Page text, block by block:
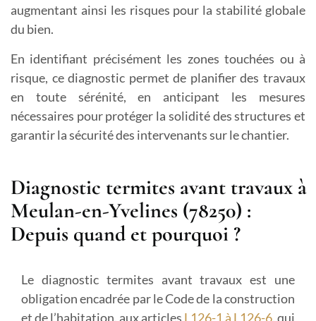
augmentant ainsi les risques pour la stabilité globale
du bien.
En identifiant précisément les zones touchées ou à
risque, ce diagnostic permet de planifier des travaux
en toute sérénité, en anticipant les mesures
nécessaires pour protéger la solidité des structures et
garantir la sécurité des intervenants sur le chantier.
Diagnostic termites avant travaux à
Meulan-en-Yvelines (78250) :
Depuis quand et pourquoi ?
Le diagnostic termites avant travaux est une
obligation encadrée par le Code de la construction
et de l’habitation, aux articles L126-1 à L126-6, qui